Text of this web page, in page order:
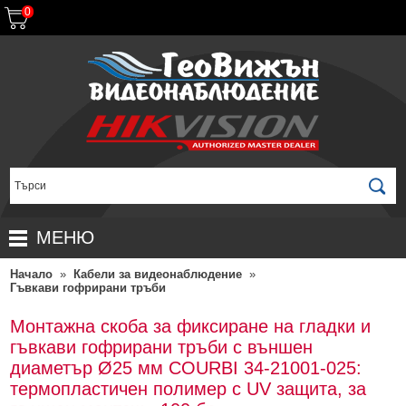
0
МЕНЮ
НАЧАЛО
НОВИ ПРОДУКТИ
КОМПЛЕКТИ ЗА ВИДЕОНАБЛЮДЕНИЕ
ЗА ДИСТРИБУТОРИ
ГАРАНЦИОННИ УСЛОВИЯ
ДОСТАВКИ
Начало » Кабели за видеонаблюдение »
Гъвкави гофрирани тръби
Монтажна скоба за фиксиране на гладки и
гъвкави гофрирани тръби с външен
диаметър Ø25 мм COURBI 34-21001-025:
термопластичен полимер с UV защита, за